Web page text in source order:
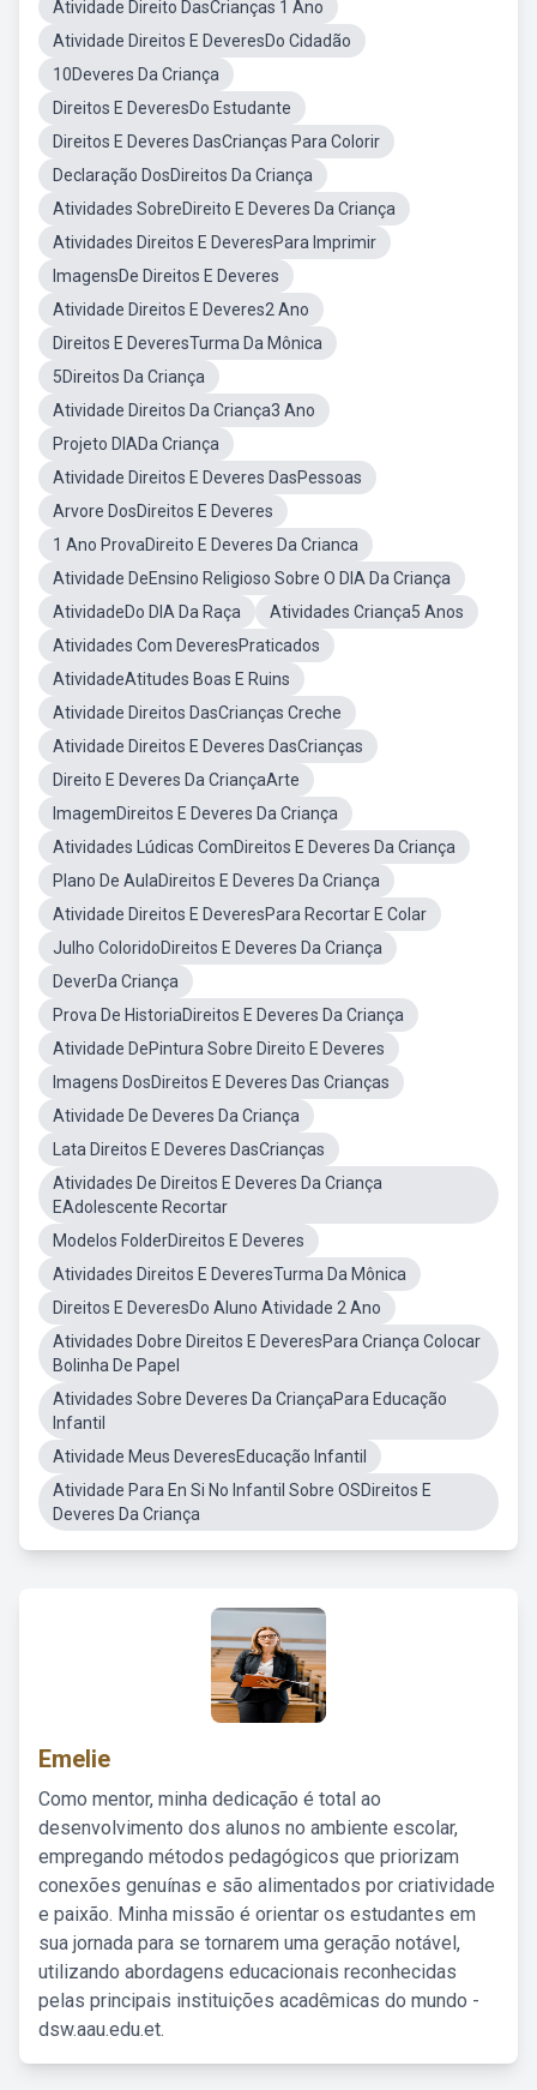
Atividade Direito DasCrianças 1 Ano
Atividade Direitos E DeveresDo Cidadão
10Deveres Da Criança
Direitos E DeveresDo Estudante
Direitos E Deveres DasCrianças Para Colorir
Declaração DosDireitos Da Criança
Atividades SobreDireito E Deveres Da Criança
Atividades Direitos E DeveresPara Imprimir
ImagensDe Direitos E Deveres
Atividade Direitos E Deveres2 Ano
Direitos E DeveresTurma Da Mônica
5Direitos Da Criança
Atividade Direitos Da Criança3 Ano
Projeto DIADa Criança
Atividade Direitos E Deveres DasPessoas
Arvore DosDireitos E Deveres
1 Ano ProvaDireito E Deveres Da Crianca
Atividade DeEnsino Religioso Sobre O DIA Da Criança
AtividadeDo DIA Da Raça
Atividades Criança5 Anos
Atividades Com DeveresPraticados
AtividadeAtitudes Boas E Ruins
Atividade Direitos DasCrianças Creche
Atividade Direitos E Deveres DasCrianças
Direito E Deveres Da CriançaArte
ImagemDireitos E Deveres Da Criança
Atividades Lúdicas ComDireitos E Deveres Da Criança
Plano De AulaDireitos E Deveres Da Criança
Atividade Direitos E DeveresPara Recortar E Colar
Julho ColoridoDireitos E Deveres Da Criança
DeverDa Criança
Prova De HistoriaDireitos E Deveres Da Criança
Atividade DePintura Sobre Direito E Deveres
Imagens DosDireitos E Deveres Das Crianças
Atividade De Deveres Da Criança
Lata Direitos E Deveres DasCrianças
Atividades De Direitos E Deveres Da Criança
EAdolescente Recortar
Modelos FolderDireitos E Deveres
Atividades Direitos E DeveresTurma Da Mônica
Direitos E DeveresDo Aluno Atividade 2 Ano
Atividades Dobre Direitos E DeveresPara Criança Colocar
Bolinha De Papel
Atividades Sobre Deveres Da CriançaPara Educação
Infantil
Atividade Meus DeveresEducação Infantil
Atividade Para En Si No Infantil Sobre OSDireitos E
Deveres Da Criança
Emelie
Como mentor, minha dedicação é total ao
desenvolvimento dos alunos no ambiente escolar,
empregando métodos pedagógicos que priorizam
conexões genuínas e são alimentados por criatividade
e paixão. Minha missão é orientar os estudantes em
sua jornada para se tornarem uma geração notável,
utilizando abordagens educacionais reconhecidas
pelas principais instituições acadêmicas do mundo -
dsw.aau.edu.et.